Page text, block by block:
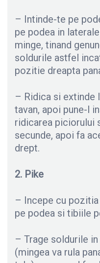
– Intinde-te pe
pe podea in
minge, tinand
soldurile astfel
pozitie dreapta
– Ridica si extinde
tavan, apoi pune-l
ridicarea piciorului
secunde, apoi fa
drept.
2. Pike
– Incepe cu pozitia
pe podea si tibiile
– Trage soldurile
(mingea va rula